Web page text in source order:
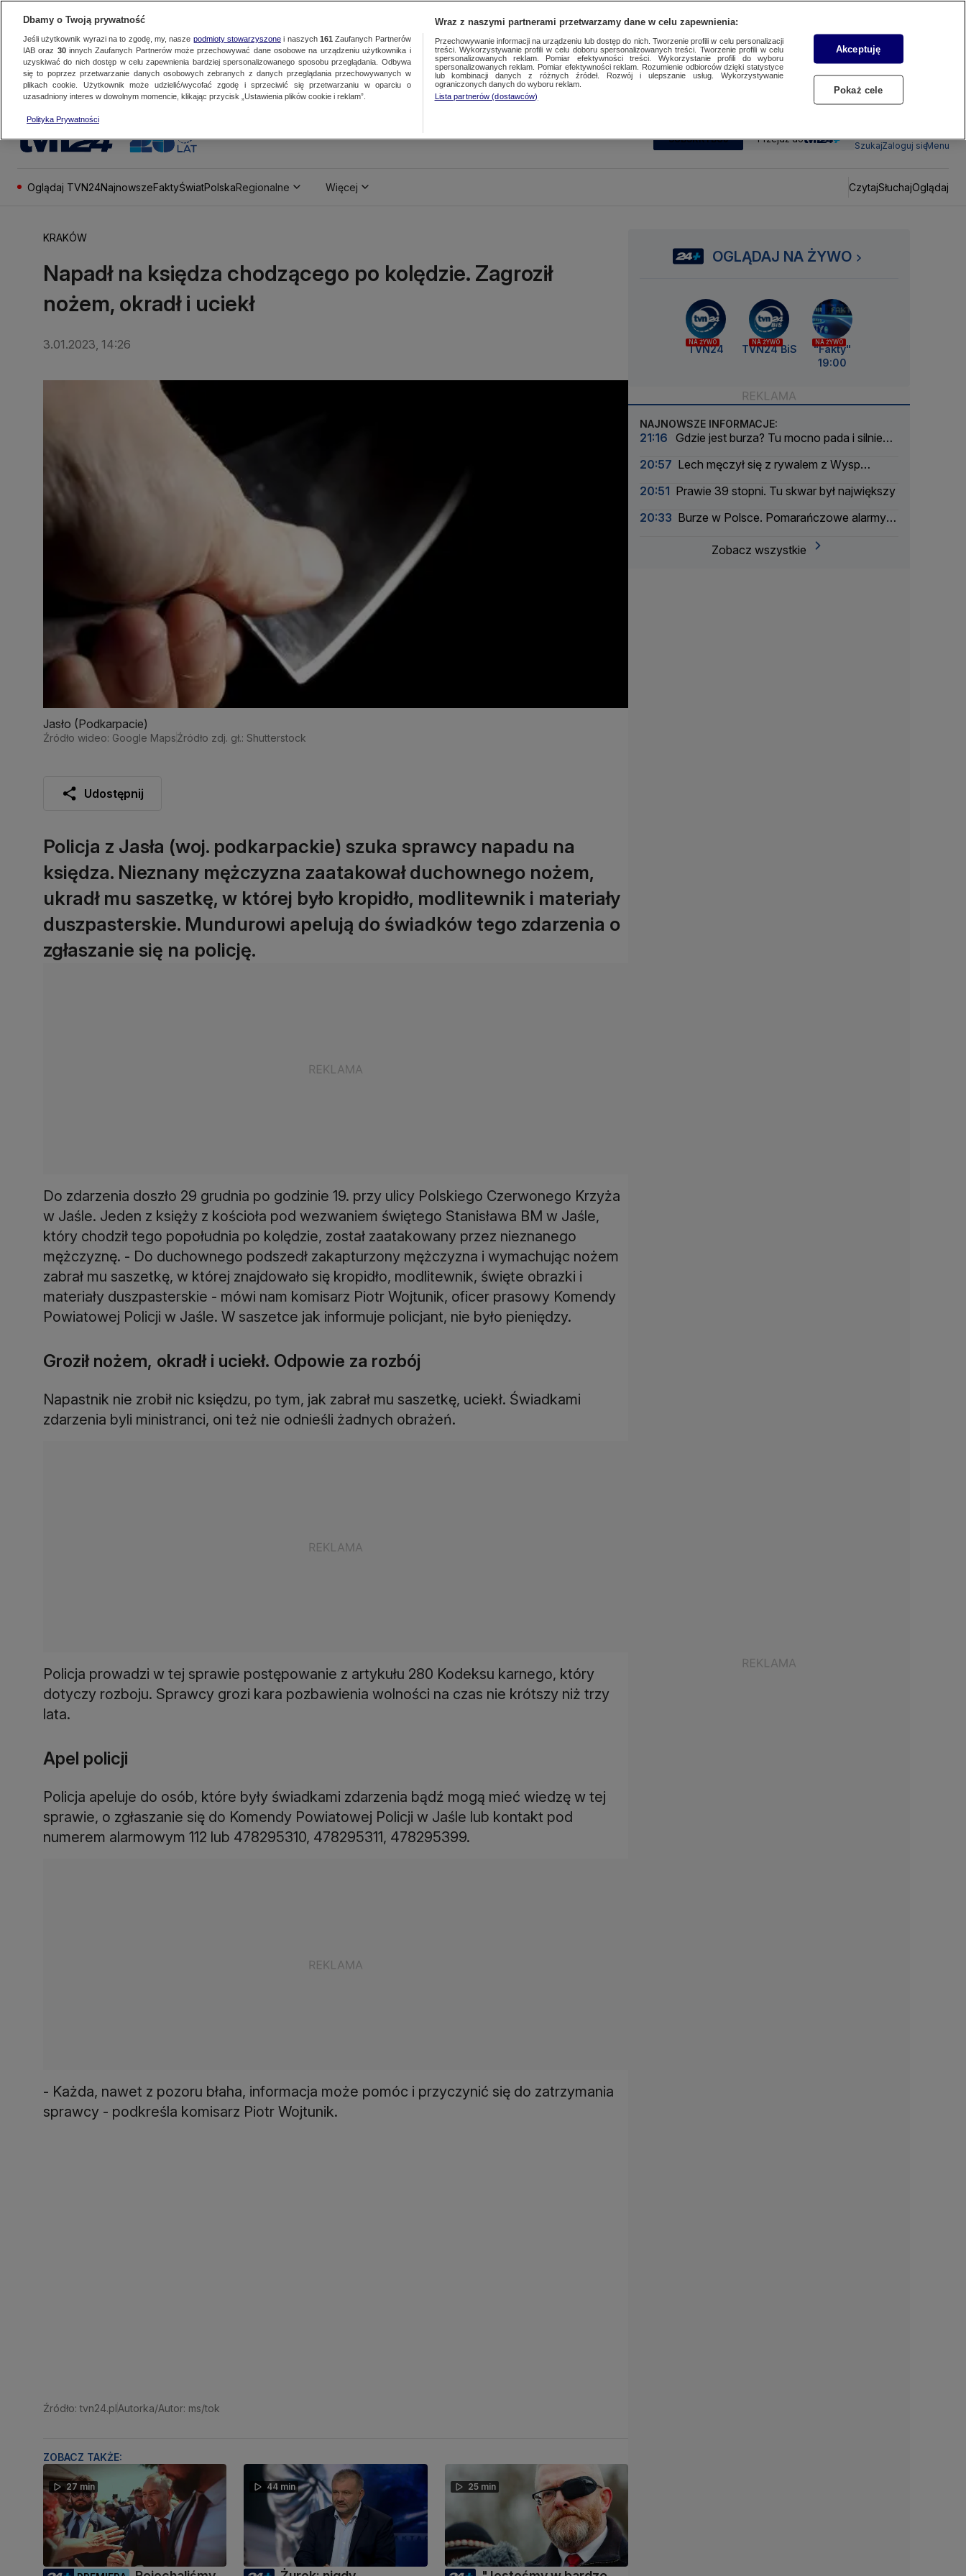
SUBSKRYBUJ Przejdź do
SzukajZaloguj sięMenu
Oglądaj TVN24NajnowszeFaktyŚwiatPolskaRegionalne Więcej CzytajSłuchajOglądaj
KRAKÓW
Napadł na księdza chodzącego po kolędzie. Zagroził
nożem, okradł i uciekł
3.01.2023, 14:26
Jasło (Podkarpacie)
Źródło wideo: Google MapsŹródło zdj. gł.: Shutterstock
Udostępnij
Policja z Jasła (woj. podkarpackie) szuka sprawcy napadu na
księdza. Nieznany mężczyzna zaatakował duchownego nożem,
ukradł mu saszetkę, w której było kropidło, modlitewnik i materiały
duszpasterskie. Mundurowi apelują do świadków tego zdarzenia o
zgłaszanie się na policję.
Do zdarzenia doszło 29 grudnia po godzinie 19. przy ulicy Polskiego Czerwonego Krzyża
w Jaśle. Jeden z księży z kościoła pod wezwaniem świętego Stanisława BM w Jaśle,
który chodził tego popołudnia po kolędzie, został zaatakowany przez nieznanego
mężczyznę. - Do duchownego podszedł zakapturzony mężczyzna i wymachując nożem
zabrał mu saszetkę, w której znajdowało się kropidło, modlitewnik, święte obrazki i
materiały duszpasterskie - mówi nam komisarz Piotr Wojtunik, oficer prasowy Komendy
Powiatowej Policji w Jaśle. W saszetce jak informuje policjant, nie było pieniędzy.
Groził nożem, okradł i uciekł. Odpowie za rozbój
Napastnik nie zrobił nic księdzu, po tym, jak zabrał mu saszetkę, uciekł. Świadkami
zdarzenia byli ministranci, oni też nie odnieśli żadnych obrażeń.
Policja prowadzi w tej sprawie postępowanie z artykułu 280 Kodeksu karnego, który
dotyczy rozboju. Sprawcy grozi kara pozbawienia wolności na czas nie krótszy niż trzy
lata.
Apel policji
Policja apeluje do osób, które były świadkami zdarzenia bądź mogą mieć wiedzę w tej
sprawie, o zgłaszanie się do Komendy Powiatowej Policji w Jaśle lub kontakt pod
numerem alarmowym 112 lub 478295310, 478295311, 478295399.
- Każda, nawet z pozoru błaha, informacja może pomóc i przyczynić się do zatrzymania
sprawcy - podkreśla komisarz Piotr Wojtunik.
Źródło: tvn24.plAutorka/Autor: ms/tok
ZOBACZ TAKŻE:
27 min 44 min 25 min
OGLĄDAJ NA ŻYWO
NA ŻYWO
TVN24
NA ŻYWO
TVN24 BiS
NA ŻYWO
"Fakty"
19:00
NAJNOWSZE INFORMACJE:
21:16 Gdzie jest burza? Tu mocno pada i silnie
20:57 Lech męczył się z rywalem z Wysp
20:51 Prawie 39 stopni. Tu skwar był największy
20:33 Burze w Polsce. Pomarańczowe alarmy w
Zobacz wszystkie
Dbamy o Twoją prywatność
Jeśli użytkownik wyrazi na to zgodę, my, nasze podmioty stowarzyszonei naszych 161 Zaufanych Partnerów
IAB oraz 30innych Zaufanych Partnerów może przechowywać dane osobowe na urządzeniu użytkownika i
uzyskiwać do nich dostęp w celu zapewnienia bardziej spersonalizowanego sposobu przeglądania. Odbywa
się to poprzez przetwarzanie danych osobowych zebranych z danych przeglądania przechowywanych w
plikach cookie. Użytkownik może udzielić/wycofać zgodę i sprzeciwić się przetwarzaniu w oparciu o
uzasadniony interes w dowolnym momencie, klikając przycisk „Ustawienia plików cookie i reklam”.
Polityka Prywatności
Wraz z naszymi partnerami przetwarzamy dane w celu zapewnienia:
Przechowywanie informacji na urządzeniu lub dostęp do nich. Tworzenie profili w celu personalizacji
treści. Wykorzystywanie profili w celu doboru spersonalizowanych treści. Tworzenie profili w celu
spersonalizowanych reklam. Pomiar efektywności treści. Wykorzystanie profili do wyboru
spersonalizowanych reklam. Pomiar efektywności reklam. Rozumienie odbiorców dzięki statystyce
lub kombinacji danych z różnych źródeł. Rozwój i ulepszanie usług. Wykorzystywanie
ograniczonych danych do wyboru reklam.
Lista partnerów (dostawców)
Akceptuję
Pokaż cele